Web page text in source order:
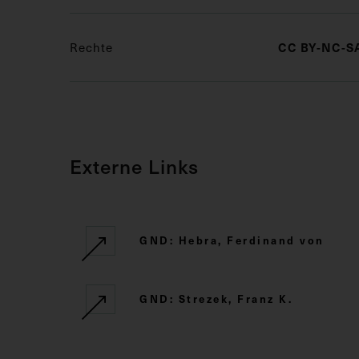
Rechte CC BY-NC-
Externe Links
GND: Hebra, Ferdinand von
GND: Strezek, Franz K.